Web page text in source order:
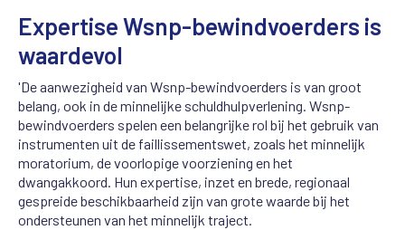
Expertise Wsnp-bewindvoerders is
waardevol
'De aanwezigheid van Wsnp-bewindvoerders is van groot
belang, ook in de minnelijke schuldhulpverlening. Wsnp-
bewindvoerders spelen een belangrijke rol bij het gebruik van
instrumenten uit de faillissementswet, zoals het minnelijk
moratorium, de voorlopige voorziening en het
dwangakkoord. Hun expertise, inzet en brede, regionaal
gespreide beschikbaarheid zijn van grote waarde bij het
ondersteunen van het minnelijk traject.